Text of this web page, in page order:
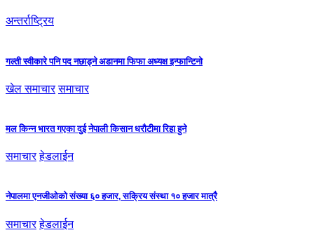
अन्तर्राष्ट्रिय
गल्ती स्वीकारे पनि पद नछाड्ने अडानमा फिफा अध्यक्ष इन्फान्टिनो
खेल समाचार समाचार
मल किन्न भारत गएका दुई नेपाली किसान धरौटीमा रिहा हुने
समाचार हेडलाईन
नेपालमा एनजीओको संख्या ६० हजार, सक्रिय संस्था १० हजार मात्रै
समाचार हेडलाईन